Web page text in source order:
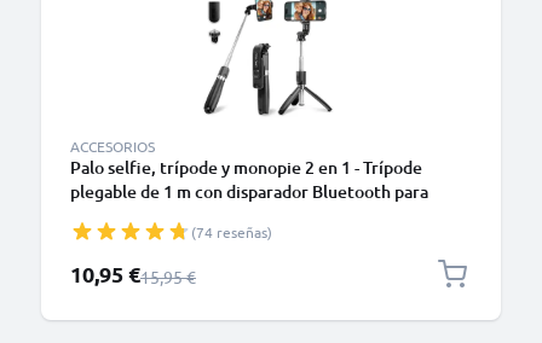
ACCESORIOS
Palo selfie, trípode y monopie 2 en 1 - Trípode
plegable de 1 m con disparador Bluetooth para
Smartphone, iPhone, GoPro - Negro
(74 reseñas)
Precio especial
10,95 €Precio normal
15,95 €